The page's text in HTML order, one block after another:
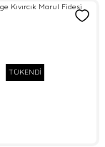
TÜKENDİ